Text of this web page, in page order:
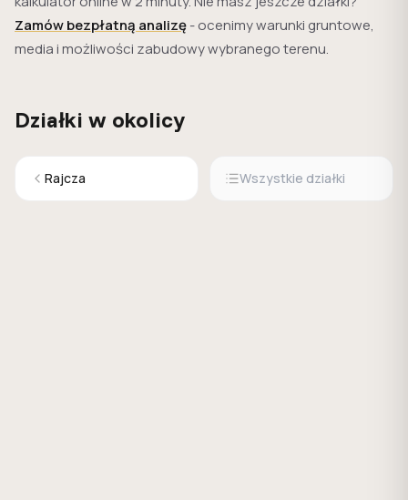
Zamów bezpłatną analizę- ocenimy warunki gruntowe,
media i możliwości zabudowy wybranego terenu.
Działki w okolicy
Rajcza Wszystkie działki